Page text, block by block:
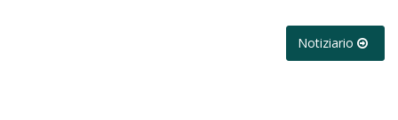
Notiziario